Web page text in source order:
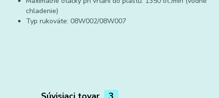
chladenie)
Typ rukoväte: 08W002/08W007